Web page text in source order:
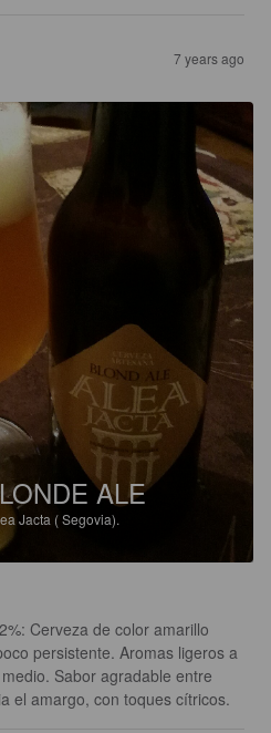
7 years ago
ALE
Jacta ( Segovia).
Cerveza de color amarillo
persistente. Aromas ligeros a
Sabor agradable entre
el amargo, con toques cítricos.